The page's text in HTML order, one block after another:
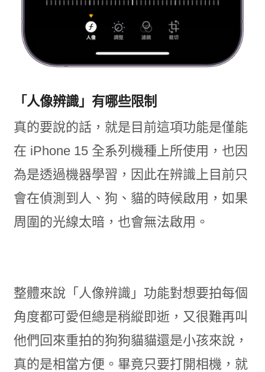
「人像辨識」有哪些限制
真的要說的話，就是目前這項功能是僅能
在 iPhone 15 全系列機種上所使用，也因
為是透過機器學習，因此在辨識上目前只
會在偵測到人、狗、貓的時候啟用，如果
周圍的光線太暗，也會無法啟用。
整體來說「人像辨識」功能對想要拍每個
角度都可愛但總是稍縱即逝，又很難再叫
他們回來重拍的狗狗貓貓還是小孩來說，
真的是相當方便。畢竟只要打開相機，就